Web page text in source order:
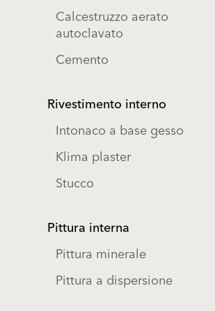
Calcestruzzo aerato
autoclavato
Cemento
Rivestimento interno
Intonaco a base gesso
Klima plaster
Stucco
Pittura interna
Pittura minerale
Pittura a dispersione